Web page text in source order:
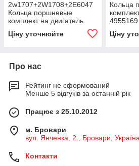
2w1707+2W1708+2E6047
Кольца поршневые
комплект на двигатель
Ціну уточнюйте
Кольца
4955169
Ціну
Про нас
Рейтинг не сформований
Менше 5 відгуків за останній рік
Працює з 25.10.2012
м. Бровари
вул. Янченка, 2., Бровари,
Контакти